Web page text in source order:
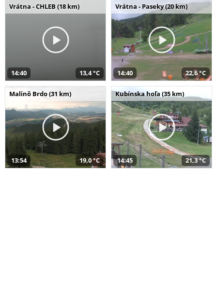
Vrátna - CHLEB (18 km)
14:40 13,4 °C
Vrátna - Paseky (20 km)
14:40 22,6 °C
Malinô Brdo (31 km)
13:54 19,0 °C
Kubínska hoľa (35 km)
14:45 21,3 °C